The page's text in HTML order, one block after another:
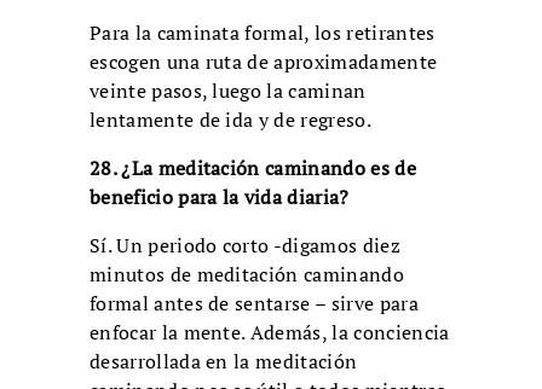
Para la caminata formal, los retirantes
escogen una ruta de aproximadamente
veinte pasos, luego la caminan
lentamente de ida y de regreso.
28. ¿La meditación caminando es de
beneficio para la vida diaria?
Sí. Un periodo corto -digamos diez
minutos de meditación caminando
formal antes de sentarse – sirve para
enfocar la mente. Además, la conciencia
desarrollada en la meditación